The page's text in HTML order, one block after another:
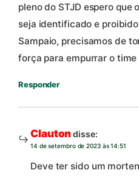
pleno do STJD espero que
seja identificado e
Sampaio, precisamos de
força para empurrar o
Responder
Clautondisse:
14 de setembro de 2023 às 14:51
Deve ter sido um